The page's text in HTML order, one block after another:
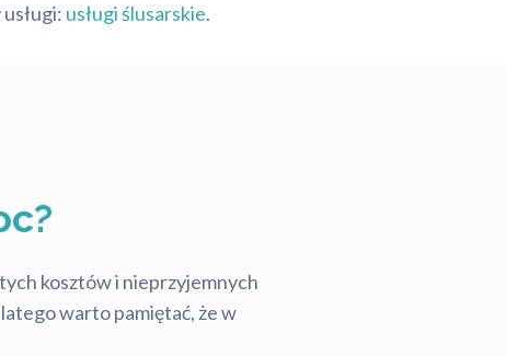
usługi ślusarskie.
kosztów i nieprzyjemnych
warto pamiętać, że w